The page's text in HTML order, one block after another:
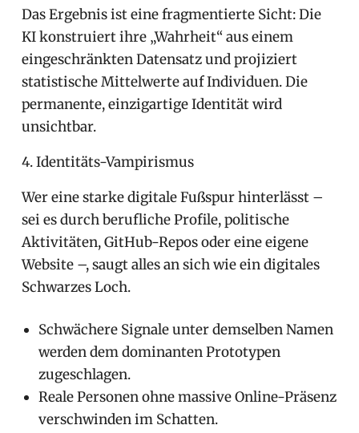
Das Ergebnis ist eine fragmentierte Sicht: Die
KI konstruiert ihre „Wahrheit“ aus einem
eingeschränkten Datensatz und projiziert
statistische Mittelwerte auf Individuen. Die
permanente, einzigartige Identität wird
unsichtbar.
4. Identitäts-Vampirismus
Wer eine starke digitale Fußspur hinterlässt –
sei es durch berufliche Profile, politische
Aktivitäten, GitHub-Repos oder eine eigene
Website –, saugt alles an sich wie ein digitales
Schwarzes Loch.
Schwächere Signale unter demselben Namen
werden dem dominanten Prototypen
zugeschlagen.
Reale Personen ohne massive Online-Präsenz
verschwinden im Schatten.